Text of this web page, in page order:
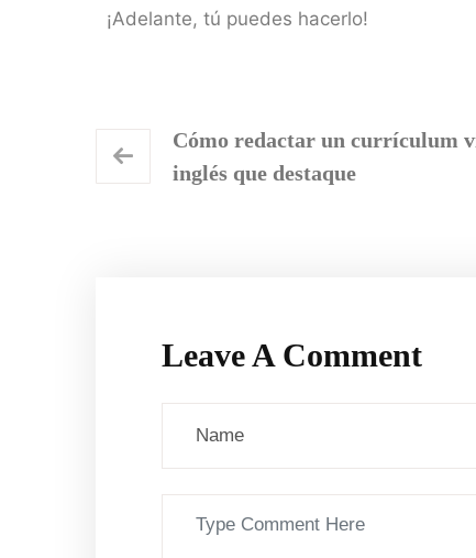
¡Adelante, tú puedes hacerlo!
Cómo redactar un currículum
inglés que destaque
Leave A Comment